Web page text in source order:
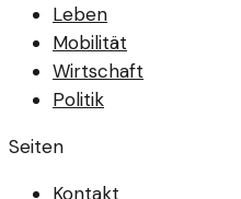
Leben
Mobilität
Wirtschaft
Politik
Seiten
Kontakt